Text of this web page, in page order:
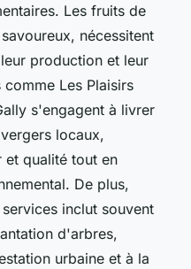
Les fruits de
nécessitent
production et leur
Les Plaisirs
s'engagent à livrer
locaux,
et qualité tout en
De plus,
inclut souvent
d'arbres,
urbaine et à la